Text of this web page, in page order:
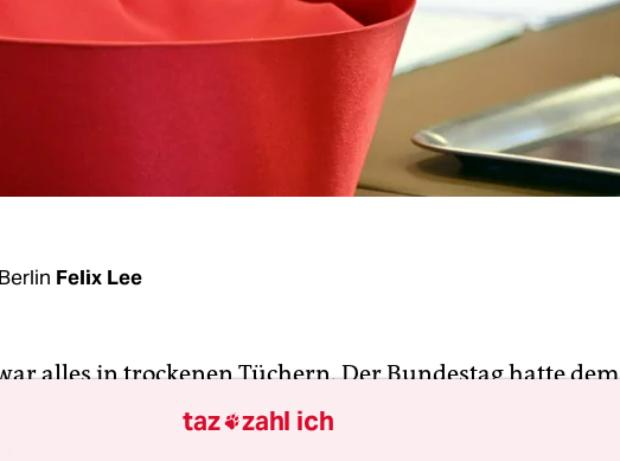
Felix Lee
alles in trockenen Tüchern. Der Bundestag hatte dem
Sommer ausgehandelten EU-Paket mit den
taz zahl ich